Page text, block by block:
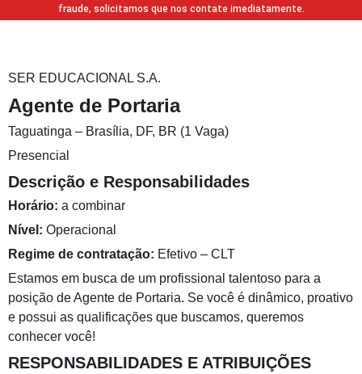
fraude, solicitamos que nos contate imediatamente.
SER EDUCACIONAL S.A.
Agente de Portaria
Taguatinga – Brasília, DF, BR (1 Vaga)
Presencial
Descrição e Responsabilidades
Horário: a combinar
Nível: Operacional
Regime de contratação: Efetivo – CLT
Estamos em busca de um profissional talentoso para a
posição de Agente de Portaria. Se você é dinâmico, proativo
e possui as qualificações que buscamos, queremos
conhecer você!
RESPONSABILIDADES E ATRIBUIÇÕES